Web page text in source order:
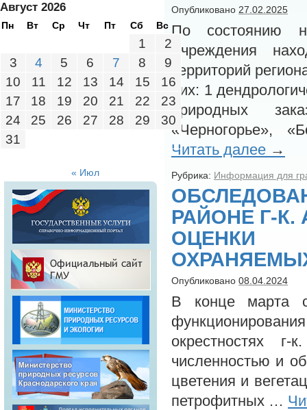
Опубликовано 27.02.2025
По состоянию
Учреждения
территорий
них: 1
природных
«Черногорье»,
Читать далее →
Рубрика: Информация для
РАЙОНЕ Г-
ОЦЕНКИ
Опубликовано 08.04.2024
В конце марта
окрестностях
численностью и
цветения и
петрофитных …
Август 2026
Пн Вт Ср Чт Пт Сб Вс
1
2
3
4 5 6 7 8
9
10
11 12 13 14 15
16
17
18 19 20 21 22
23
24
25 26 27 28 29
30
31
« Июл